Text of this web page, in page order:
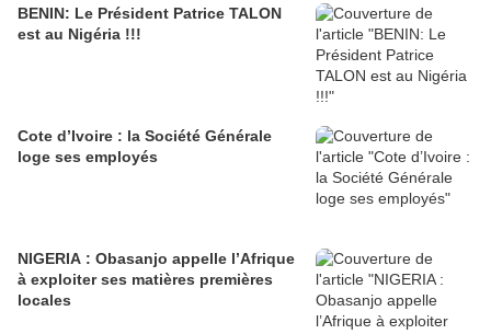
BENIN: Le Président Patrice TALON
est au Nigéria !!!
Cote d’Ivoire : la Société Générale
loge ses employés
NIGERIA : Obasanjo appelle l’Afrique
à exploiter ses matières premières
locales